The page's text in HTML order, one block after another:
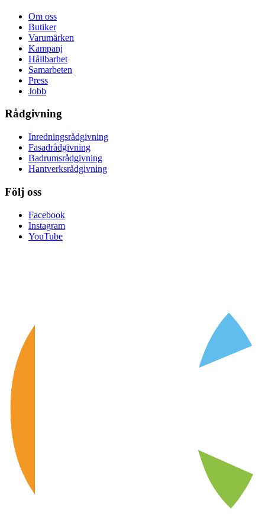
Om oss
Butiker
Varumärken
Kampanj
Hållbarhet
Samarbeten
Press
Jobb
Rådgivning
Inredningsrådgivning
Fasadrådgivning
Badrumsrådgivning
Hantverksrådgivning
Följ oss
Facebook
Instagram
YouTube